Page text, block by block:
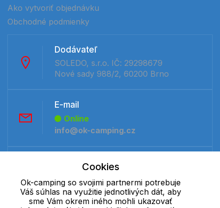
Ako vytvoriť objednávku
Obchodné podmienky
Dodávateľ
SOLEDO, s.r.o. IČ: 29298679
Nové sady 988/2, 60200 Brno
E-mail
Online
info@ok-camping.cz
Telefón:
+421 277 270 091
Cookies
Ok-camping so svojimi partnermi potrebuje
Váš súhlas na využitie jednotlivých dát, aby
sme Vám okrem iného mohli ukazovať